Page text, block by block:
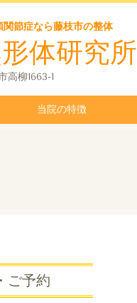
節症なら藤枝市の整体
体研究所
高柳1663-1
当院の特徴
ご予約